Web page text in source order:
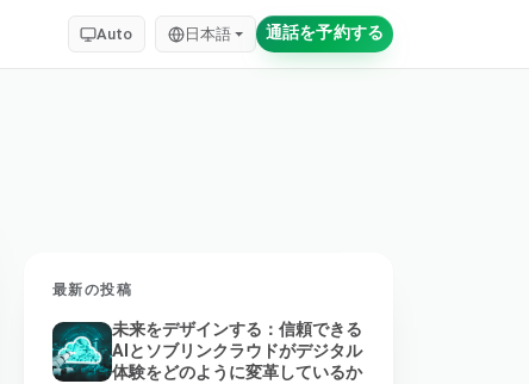
Auto 日本語 通話を予約する
最新の投稿
未来をデザインする：信頼できる
AIとソブリンクラウドがデジタル
体験をどのように変革しているか